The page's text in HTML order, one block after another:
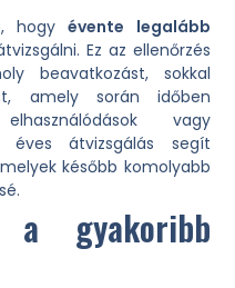
hogyévente legalább
Ez az ellenőrzés
beavatkozást, sokkal
amely során időben
vagy
éves átvizsgálás segít
később komolyabb
gyakoribb